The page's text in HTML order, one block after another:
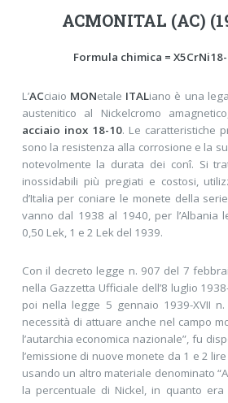
ACMONITAL (AC)
Formula chimica =
L’ACciaio MONetale ITALiano è una
austenitico al Nickelcromo
acciaio inox 18-10. Le caratteristiche
sono la resistenza alla corrosione e la
notevolmente la durata dei conî. Si
inossidabili più pregiati e costosi,
d’Italia per coniare le monete della
vanno dal 1938 al 1940, per l’Albania
0,50 Lek, 1 e 2 Lek del 1939.
Con il decreto legge n. 907 del 7
nella Gazzetta Ufficiale dell’8 luglio
poi nella legge 5 gennaio 1939-XVII n.
necessità di attuare anche nel campo
l’autarchia economica nazionale”, fu
l’emissione di nuove monete da 1 e 2
usando un altro materiale denominato
la percentuale di Nickel, in quanto